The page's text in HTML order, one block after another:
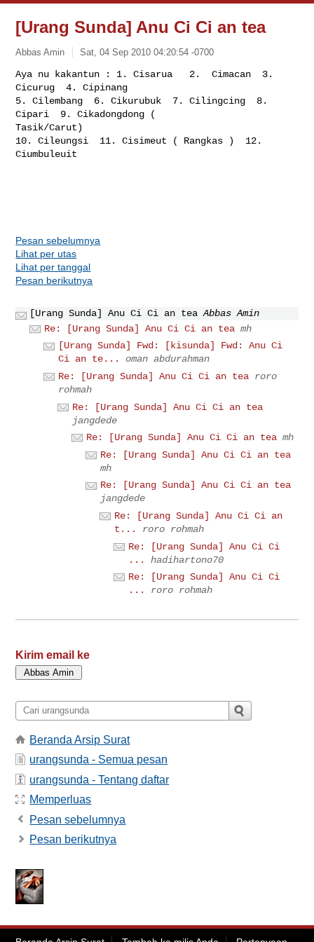
[Urang Sunda] Anu Ci Ci an tea
Abbas Amin Sat, 04 Sep 2010 04:20:54 -0700
Aya nu kakantun : 1. Cisarua   2.  Cimacan  3.
Cicurug  4. Cipinang
5. Cilembang  6. Cikurubuk  7. Cilingcing  8.
Cipari  9. Cikadongdong (
Tasik/Carut)
10. Cileungsi  11. Cisimeut ( Rangkas )  12.
Ciumbuleuit
Pesan sebelumnya
Lihat per utas
Lihat per tanggal
Pesan berikutnya
[Urang Sunda] Anu Ci Ci an tea Abbas Amin
Re: [Urang Sunda] Anu Ci Ci an tea mh
[Urang Sunda] Fwd: [kisunda] Fwd: Anu Ci
Ci an te...
oman abdurahman
Re: [Urang Sunda] Anu Ci Ci an tea roro
rohmah
Re: [Urang Sunda] Anu Ci Ci an tea
jangdede
Re: [Urang Sunda] Anu Ci Ci an tea mh
Re: [Urang Sunda] Anu Ci Ci an tea
mh
Re: [Urang Sunda] Anu Ci Ci an tea
jangdede
Re: [Urang Sunda] Anu Ci Ci an
t...
roro rohmah
Re: [Urang Sunda] Anu Ci Ci
...
hadihartono70
Re: [Urang Sunda] Anu Ci Ci
...
roro rohmah
Kirim email ke
Beranda Arsip Surat
urangsunda - Semua pesan
urangsunda - Tentang daftar
Memperluas
Pesan sebelumnya
Pesan berikutnya